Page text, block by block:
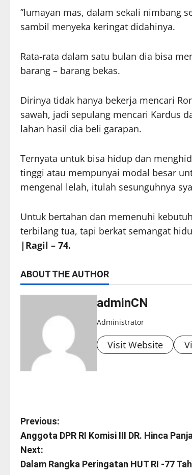
”lumayan mas, dalam sekali nimbang
sambil menyeka keringat didahinya.
Rata-rata dalam satu bulan dia bisa
barang – barang bekas.
Dirinya tidak hanya bekerja mencari
sawah, jadi sepulang mencari Kardus
lahan hasil dia beli garapan.
Ternyata untuk bisa hidup dan
tinggi atau mempunyai modal besar
mengenal lelah, itulah sesunguhnya
Untuk bertahan dan memenuhi
terbilang tua, tapi berkat semangat
|Ragil – 74.
ABOUT THE AUTHOR
adminCN
Administrator
Visit Website
P
o
s
Previous:
Anggota DPR RI Komisi III DR. Hinca
Next:
Dalam Rangka Peringatan HUT RI -77